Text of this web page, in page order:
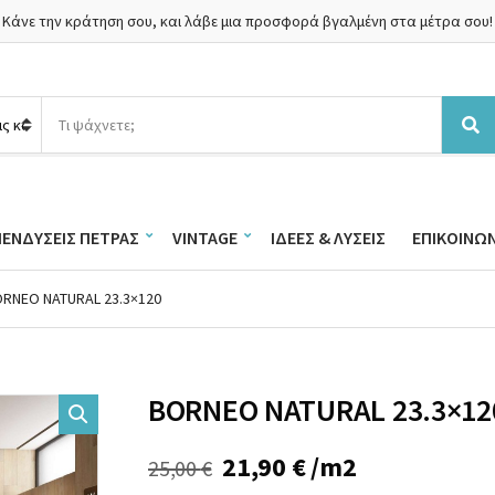
Κάνε την κράτηση σου, και λάβε μια προσφορά βγαλμένη στα μέτρα σου!
α
η
π
ρ
ό
τ
ω
ν
Α
ν
τ
η
ΠΈΤΡΑΣ VINTAGE ΙΔΈΕΣ & ΛΎΣΕΙΣ
NATURAL 23.3×120
BORNEO NATURAL
25,00€ Original
21,90 €Η/m2